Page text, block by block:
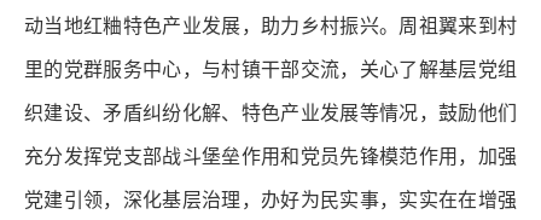
动当地红粬特色产业发展，助力乡村振兴。周祖翼来到村
里的党群服务中心，与村镇干部交流，关心了解基层党组
织建设、矛盾纠纷化解、特色产业发展等情况，鼓励他们
充分发挥党支部战斗堡垒作用和党员先锋模范作用，加强
党建引领，深化基层治理，办好为民实事，实实在在增强